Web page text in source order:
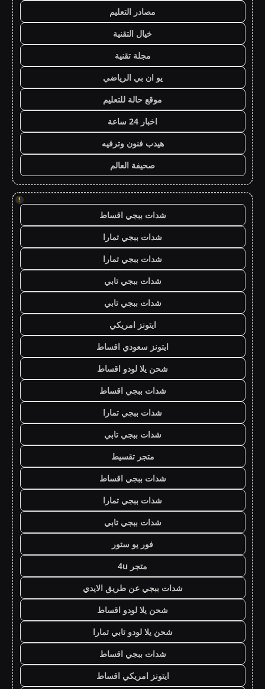
مصادر التعليم
خيال التقنية
مجلة تقنية
يو ان بي الرياضي
موقع حالة للتعليم
اخبار 24 ساعة
هيدب فنون وترفيه
صحيفة العالم
!
شدات ببجي اقساط
شدات ببجي تمارا
شدات ببجي تمارا
شدات ببجي تابي
شدات ببجي تابي
ايتونز امريكي
ايتونز سعودي اقساط
شحن يلا لودو اقساط
شدات ببجي اقساط
شدات ببجي تمارا
شدات ببجي تابي
متجر تقسيط
شدات ببجي اقساط
شدات ببجي تمارا
شدات ببجي تابي
فور يو ستور
متجر 4u
شدات ببجي عن طريق الايدي
شحن يلا لودو اقساط
شحن يلا لودو تابي تمارا
شدات ببجي اقساط
ايتونز امريكي اقساط